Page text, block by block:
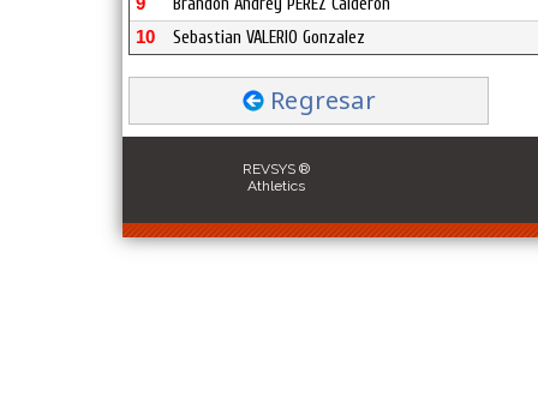
Brandon Andrey PEREZ Calderon
10 Sebastian VALERIO Gonzalez
Regresar
REVSYS ®
Athletics